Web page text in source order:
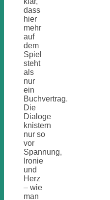
dass
hier
mehr
auf
dem
Spiel
steht
als
nur
ein
Buchvertrag.
Die
Dialoge
knistern
nur so
vor
Spannung,
Ironie
und
Herz
– wie
man